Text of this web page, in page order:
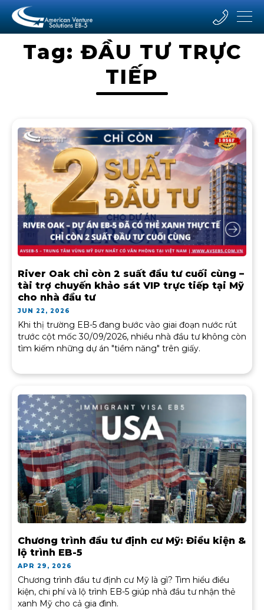
Tag: ĐẦU TƯ TRỰC
TIẾP
River Oak chỉ còn 2 suất đầu tư cuối cùng –
tài trợ chuyến khảo sát VIP trực tiếp tại Mỹ
cho nhà đầu tư
JUN 22, 2026
Khi thị trường EB-5 đang bước vào giai đoạn nước rút
trước cột mốc 30/09/2026, nhiều nhà đầu tư không còn
tìm kiếm những dự án "tiềm năng" trên giấy.
Chương trình đầu tư định cư Mỹ: Điều kiện &
lộ trình EB-5
APR 29, 2026
Chương trình đầu tư định cư Mỹ là gì? Tìm hiểu điều
kiện, chi phí và lộ trình EB-5 giúp nhà đầu tư nhận thẻ
xanh Mỹ cho cả gia đình.